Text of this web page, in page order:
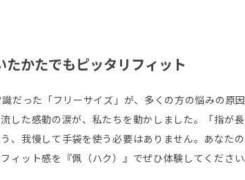
かたでもピッタリフィット
だった「フリーサイズ」が、多くの方の悩みの原
した感動の涙が、私たちを動かしました。「指が長
、我慢して手袋を使う必要はありません。あなた
ィット感を『佩（ハク）』でぜひ体験してください